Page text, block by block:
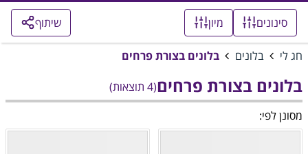
סינונים מיון שיתוף
חג לי בלונים בלונים בצורת פרחים
מסונן לפי:
בלונים בצורת פרחים(4 תוצאות)